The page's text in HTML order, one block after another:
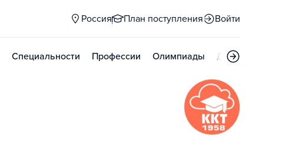
Россия План поступления Войти
Специальности Профессии Олимпиады Дни открытых